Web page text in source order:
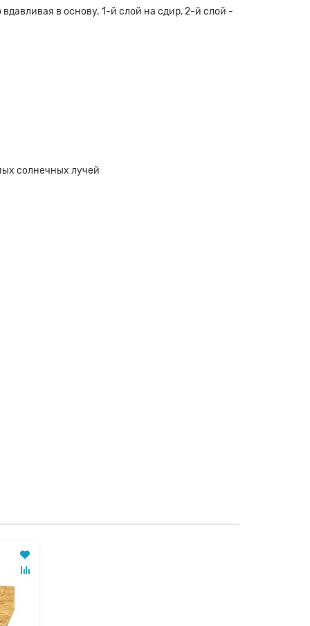
в основу. 1-й слой на сдир, 2-й слой -
солнечных лучей